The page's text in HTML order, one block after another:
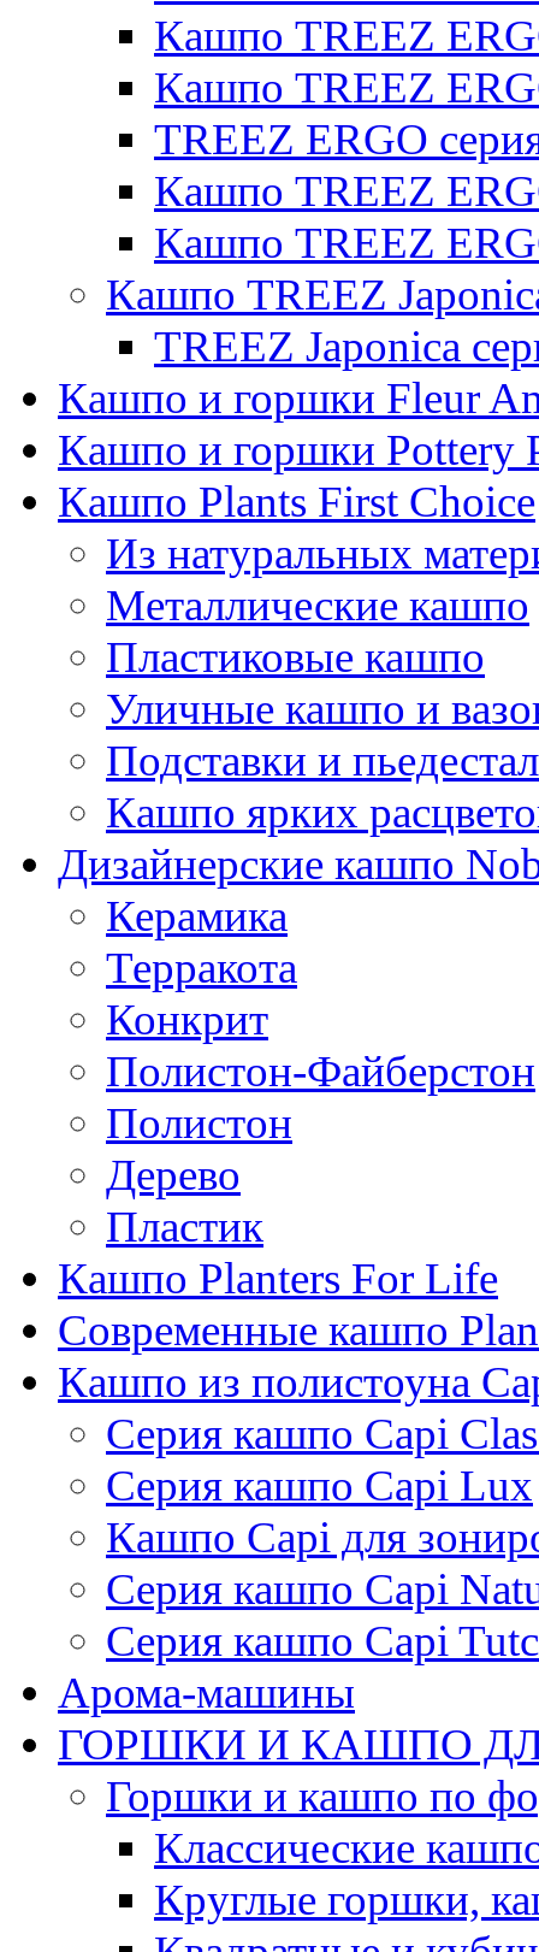
Кашпо TREEZ
Кашпо TREEZ
TREEZ ERGO
Кашпо TREEZ
Кашпо TREEZ
Кашпо TREEZ
TREEZ Japonica
Кашпо и горшки Fleur
Кашпо и горшки Pottery
Кашпо Plants First Choice
Из натуральных
Металлические кашпо
Пластиковые кашпо
Уличные кашпо и
Подставки и
Кашпо ярких
Дизайнерские кашпо
Керамика
Терракота
Конкрит
Полистон-Файберстон
Полистон
Дерево
Пластик
Кашпо Planters For Life
Современные кашпо
Кашпо из полистоуна
Серия кашпо Capi
Серия кашпо Capi Lux
Кашпо Capi для
Серия кашпо Capi
Серия кашпо Capi
Арома-машины
ГОРШКИ И КАШПО
Горшки и кашпо по
Классические
Круглые горшки,